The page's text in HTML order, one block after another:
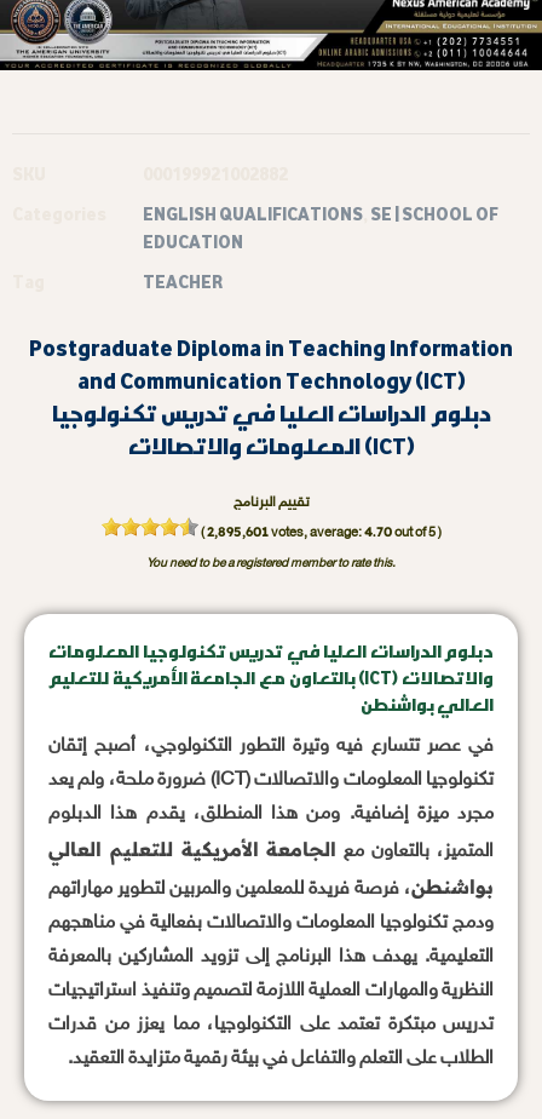
ENGLISH QUALIFICATIONS SE | SCHOOL OF
EDUCATION
TEACHER
Postgraduate Diploma in Teaching Information
and Communication Technology (ICT)
دبلوم الدراسات العليا في تدريس تكنولوجيا
المعلومات والاتصالات (ICT)
تقييم البرنامج
(2,895,601votes, average:4.70out of 5 )
You need to be a registered member to rate this.
دبلوم الدراسات العليا في تدريس تكنولوجيا المعلومات
والاتصالات (ICT) بالتعاون مع الجامعة الأمريكية للتعليم
العالي بواشنطن
في عصر تتسارع فيه وتيرة التطور التكنولوجي، أصبح إتقان
تكنولوجيا المعلومات والاتصالات (ICT) ضرورة ملحة، ولم يعد
مجرد ميزة إضافية. ومن هذا المنطلق، يقدم هذا الدبلوم
المتميز، بالتعاون مع الجامعة الأمريكية للتعليم العالي
بواشنطن، فرصة فريدة للمعلمين والمربين لتطوير مهاراتهم
ودمج تكنولوجيا المعلومات والاتصالات بفعالية في مناهجهم
التعليمية. يهدف هذا البرنامج إلى تزويد المشاركين بالمعرفة
النظرية والمهارات العملية اللازمة لتصميم وتنفيذ استراتيجيات
تدريس مبتكرة تعتمد على التكنولوجيا، مما يعزز من قدرات
الطلاب على التعلم والتفاعل في بيئة رقمية متزايدة التعقيد.